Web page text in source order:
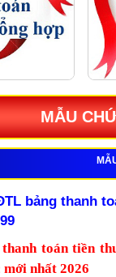
MẪU
bảng thanh
toán tiền
mới nhất 2026